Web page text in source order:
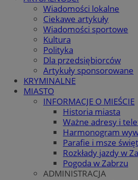
Wiadomości lokalne
Ciekawe artykuły
Wiadomości sportowe
Kultura
Polityka
Dla przedsiębiorców
Artykuły sponsorowane
KRYMINALNE
MIASTO
INFORMACJE O MIEŚCIE
Historia miasta
Ważne adresy i
Harmonogram
Parafie i msze
Rozkłady jazdy w
Pogoda w Zabrzu
ADMINISTRACJA